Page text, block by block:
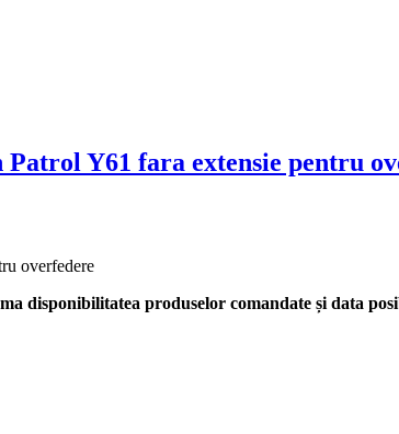
Y61 fara extensie pentru
overfedere
disponibilitatea produselor comandate și data